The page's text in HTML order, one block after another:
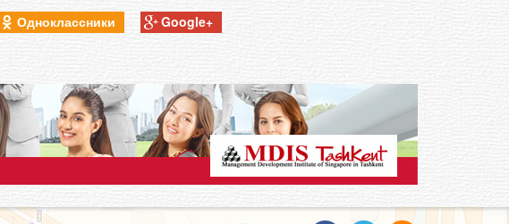
Одноклассники Google+